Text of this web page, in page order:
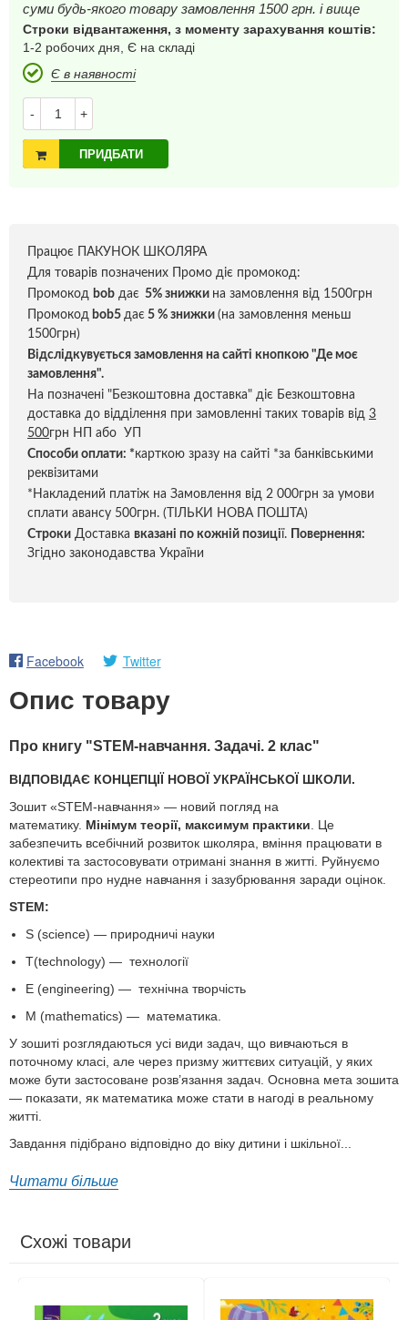
суми будь-якого товару замовлення 1500 грн. і вище
Строки відвантаження, з моменту зарахування коштів:
1-2 робочих дня, Є на складі
Є в наявності
- +
ПРИДБАТИ
Працює ПАКУНОК ШКОЛЯРА
Для товарів позначених Промо діє промокод:
Промокод bob дає 5% знижки на замовлення від 1500грн
Промокод bob5 дає 5 % знижки (на замовлення меньш
1500грн)
Відслідкувується замовлення на сайті кнопкою "Де моє
замовлення".
На позначені "Безкоштовна доставка" діє Безкоштовна
доставка до відділення при замовленні таких товарів від 3
500грн НП або УП
Способи оплати: *карткою зразу на сайті *за банківськими
реквізитами
*Накладений платіж на Замовлення від 2 000грн за умови
сплати авансу 500грн. (ТІЛЬКИ НОВА ПОШТА)
Строки Доставка вказані по кожній позиції.
Повернення:
Згідно законодавства України
Facebook Twitter
Опис товару
Про книгу "STEM-навчання. Задачі. 2 клас"
ВІДПОВІДАЄ КОНЦЕПЦІЇ НОВОЇ УКРАЇНСЬКОЇ ШКОЛИ.
Зошит «STEM-навчання» — новий погляд на
математику. Мінімум теорії, максимум практики . Це
забезпечить всебічний розвиток школяра, вміння працювати в
колективі та застосовувати отримані знання в житті. Руйнуємо
стереотипи про нудне навчання і зазубрювання заради оцінок.
STEM:
S (science) — природничі науки
T(technology) — технології
E (engineering) — технічна творчість
M (mathematics) — математика.
У зошиті розглядаються усі види задач, що вивчаються в
поточному класі, але через призму життєвих ситуацій, у яких
може бути застосоване розв’язання задач. Основна мета зошита
— показати, як математика може стати в нагоді в реальному
житті.
Завдання підібрано відповідно до віку дитини і шкільної...
Читати більше
Схожі товари